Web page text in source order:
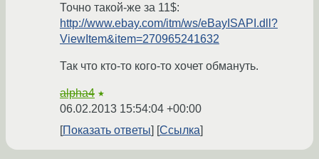
Точно такой-же за 11$:
http://www.ebay.com/itm/ws/eBayISAPI.dll?
ViewItem&item=270965241632
Так что кто-то кого-то хочет обмануть.
alpha4 ★
06.02.2013 15:54:04 +00:00
Показать ответы
Ссылка